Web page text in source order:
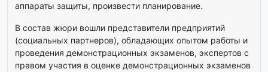
аппараты защиты, произвести планирование.
В состав жюри вошли представители предприятий
(социальных партнеров), обладающих опытом работы и
проведения демонстрационных экзаменов, экспертов с
правом участия в оценке демонстрационных экзаменов